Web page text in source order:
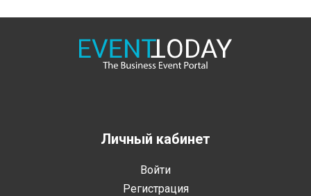
Личный кабинет
Войти
Регистрация